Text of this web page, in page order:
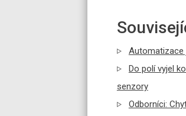
Automatizace
Do polí vyjel
senzory
Odborníci: